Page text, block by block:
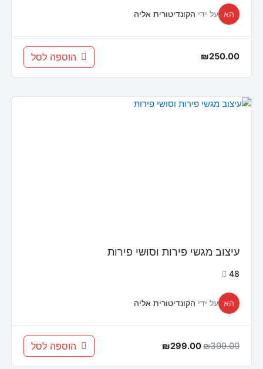
הא על ידי הקונדיטורית אליה
₪250.00 הוספה לסל
עיצוב מגשי פירות וסושי פירות
48
הא על ידי הקונדיטורית אליה
₪399.00
המחיר
₪299.00
המחיר
הוספה לסל